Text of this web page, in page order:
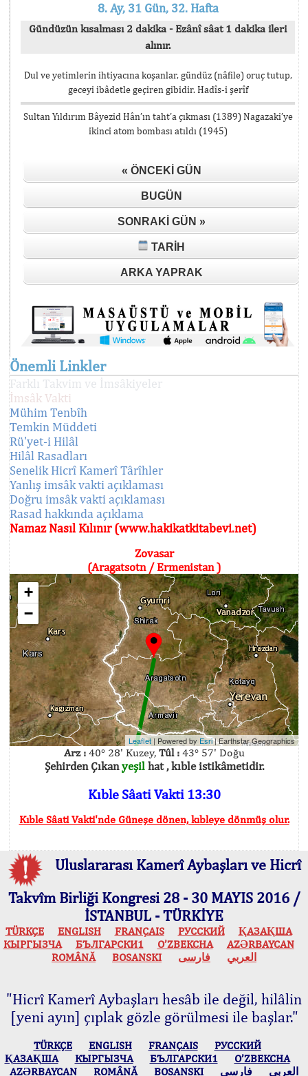
8. Ay, 31 Gün, 32. Hafta
Gündüzün kısalması 2 dakika - Ezânî sâat 1 dakika ileri
alınır.
Dul ve yetimlerin ihtiyacına koşanlar, gündüz (nâfile) oruç tutup,
geceyi ibâdetle geçiren gibidir. Hadîs-i şerîf
Sultan Yıldırım Bâyezid Hân’ın taht’a çıkması (1389) Nagazaki’ye
ikinci atom bombası atıldı (1945)
« ÖNCEKI GÜN
BUGÜN
SONRAKI GÜN »
TARIH
ARKA YAPRAK
Önemli Linkler
Farklı Takvim ve İmsâkiyeler
İmsâk Vakti
Mühim Tenbîh
Temkin Müddeti
Rü'yet-i Hilâl
Hilâl Rasadları
Senelik Hicrî Kamerî Târîhler
Yanlış imsâk vakti açıklaması
Doğru imsâk vakti açıklaması
Rasad hakkında açıklama
Namaz Nasıl Kılınır (www.hakikatkitabevi.net)
Zovasar
(Aragatsotn / Ermenistan )
+
−
Leaflet | Powered by Esri|Earthstar Geographics
Arz :40° 28' Kuzey, Tûl :43° 57' Doğu
Şehirden Çıkanyeşilhat , kıble istikâmetidir.
Kıble Sâati Vakti 13:30
Kıble Sâati Vakti'nde Güneşe dönen, kıbleye dönmüş olur.
Uluslararası Kamerî Aybaşları ve Hicrî
Takvîm Birliği Kongresi 28 - 30 MAYIS 2016 /
İSTANBUL - TÜRKİYE
TÜRKÇE ENGLISH FRANÇAIS РУССКИЙ
ҚАЗАҚША
КЫPГЫЗЧA
БЪЛГАРСКИ1 O’ZBEKCHA
AZӘRBAYCAN
ROMÂNĂ
BOSANSKI العربي فارسی
"Hicrî Kamerî Aybaşları hesâb ile değil, hilâlin
[yeni ayın] çıplak gözle görülmesi ile başlar."
TÜRKÇE ENGLISH FRANÇAIS
РУССКИЙ
ҚАЗАҚША
КЫPГЫЗЧA БЪЛГАРСКИ1
O’ZBEKCHA
AZӘRBAYCAN
ROMÂNĂ BOSANSKI العربي فارسی